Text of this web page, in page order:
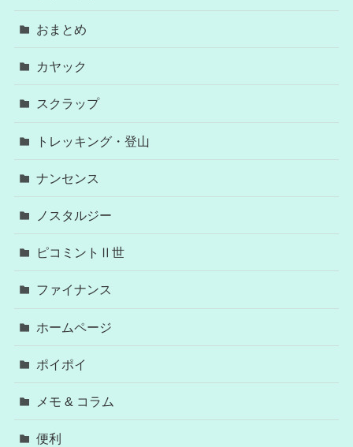
おまとめ
カヤック
スクラップ
トレッキング・登山
ナンセンス
ノスタルジー
ピコミントⅡ世
ファイナンス
ホームページ
ポイポイ
メモ & コラム
便利